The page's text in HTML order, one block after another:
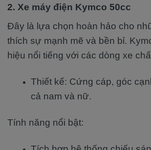
2. Xe máy điện Kymco 50cc
Đây là lựa chọn hoàn hảo cho
thích sự mạnh mẽ và bền bỉ.
hiệu nổi tiếng với các dòng xe
Thiết kế: Cứng cáp, góc
cả nam và nữ.
Tính năng nổi bật: